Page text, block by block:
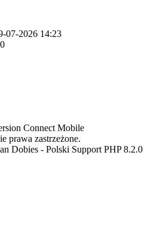
07-2026 14:23
Connect Mobile
prawa zastrzeżone.
Dobies - Polski Support PHP 8.2.0